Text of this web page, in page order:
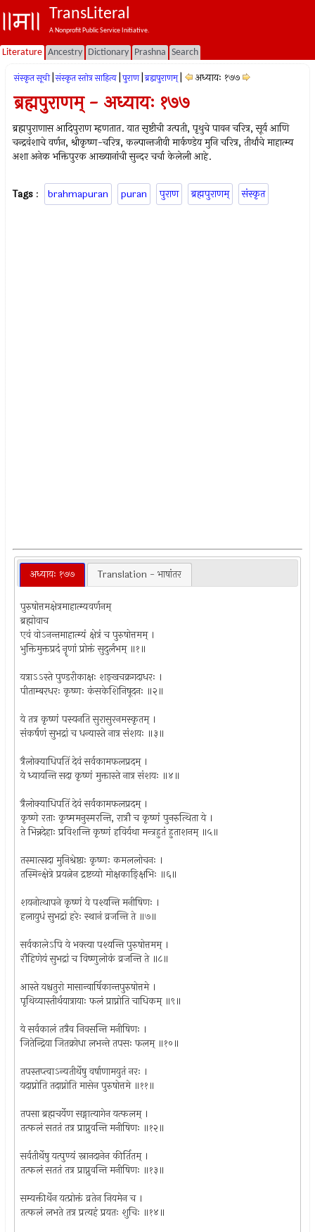
TransLiteral
A Nonprofit Public Service Initiative.
Literature Ancestry Dictionary Prashna Search
संस्कृत सूची संस्कृत स्तोत्र साहित्य पुराण ब्रह्मपुराणम् अध्यायः १७७
ब्रह्मपुराणम् - अध्यायः १७७
ब्रह्मपुराणास आदिपुराण म्हणतात. यात सृष्टीची उत्पती, पृथुचे पावन चरित्र, सूर्य आणि
चन्द्रवंशाचे वर्णन, श्रीकृष्ण-चरित्र, कल्पान्तजीवी मार्कण्डेय मुनि चरित्र, तीर्थांचे माहात्म्य
अशा अनेक भक्तिपुरक आख्यानांची सुन्दर चर्चा केलेली आहे.
Tags : brahmapuran puran पुराण ब्रह्मपुराणम् संस्कृत
अध्यायः १७७ Translation - भाषांतर
पुरुषोत्तमक्षेत्रमाहात्म्यवर्णनम्
ब्रह्मोवाच
एवं वोऽनन्तमाहात्म्यं क्षेत्रं च पुरुषोत्तमम् ।
भुक्तिमुक्तप्रदं नॄणां प्रोक्तं सुदुर्लभम् ॥१॥
यत्राऽऽस्ते पुण्डरीकाक्षः शङ्खचक्रगदाधरः ।
पीताम्बरधरः कृष्णः कंसकेशिनिषूदनः ॥२॥
ये तत्र कृष्णं पस्यनति सुरासुरनमस्कृतम् ।
संकर्षणं सुभद्रां च धन्यास्ते नात्र संशयः ॥३॥
त्रैलोक्याधिपतिं देवं सर्वकामफलप्रदम् ।
ये ध्यायन्ति सदा कृष्णं मुक्तास्ते नात्र संशयः ॥४॥
त्रैलोक्याधिपतिं देवं सर्वकामफलप्रदम् ।
कृष्णे रताः कृष्ममनुस्मरन्ति, रात्रौ च कृष्णं पुनरुत्थिता ये ।
ते भिन्नदेहाः प्रविशन्ति कृष्णं हविर्यथा मन्त्रहुतं हुताशनम् ॥५॥
तस्मात्सदा मुनिश्रेष्ठाः कृष्णः कमललोचनः ।
तस्मिन्क्षेत्रे प्रयत्नेन द्रष्टव्यो मोक्षकाङ्क्षिभिः ॥६॥
शयनोत्थापने कृष्णं ये पश्यन्ति मनीषिणः ।
हलायुधं सुभद्रां हरेः स्थानं व्रजन्ति ते ॥७॥
सर्वकालेऽपि ये भक्त्या पश्यन्ति पुरुषोत्तमम् ।
रौहिणेयं सुभद्रां च विष्णुलोकं व्रजन्ति ते ॥८॥
आस्ते यश्चतुरो मासान्वार्षिकान्तपुरुषोत्तमे ।
पृथिव्यास्तीर्थयात्रायाः फलं प्राप्नोति चाधिकम् ॥९॥
ये सर्वकालं तत्रैव निवसन्ति मनीषिणः ।
जितेन्द्रिया जितक्रोधा लभन्ते तपसः फलम् ॥१०॥
तपस्तप्त्वाऽन्यतीर्थेषु वर्षाणामयुतं नरः ।
यदाप्नोति तदाप्नोति मासेन पुरुषोत्तमे ॥११॥
तपसा ब्रह्मचर्येण सङ्गात्यागेन यत्फलम् ।
तत्फलं सततं तत्र प्राप्नुवन्ति मनीषिणः ॥१२॥
सर्वतीर्थेषु यत्पुण्यं स्नानदानेन कीर्तितम् ।
तत्फलं सततं तत्र प्राप्नुवन्ति मनीषिणः ॥१३॥
सम्यक्तीर्थेन यत्प्रोक्तं व्रतेन नियमेन च ।
तत्फलं लभते तत्र प्रत्यहं प्रयतः शुचिः ॥१४॥